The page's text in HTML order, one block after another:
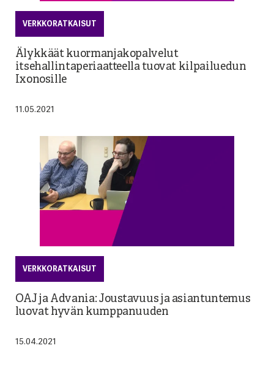
VERKKORATKAISUT
Älykkäät kuormanjakopalvelut
itsehallintaperiaatteella tuovat kilpailuedun
Ixonosille
11.05.2021
VERKKORATKAISUT
OAJ ja Advania: Joustavuus ja asiantuntemus
luovat hyvän kumppanuuden
15.04.2021